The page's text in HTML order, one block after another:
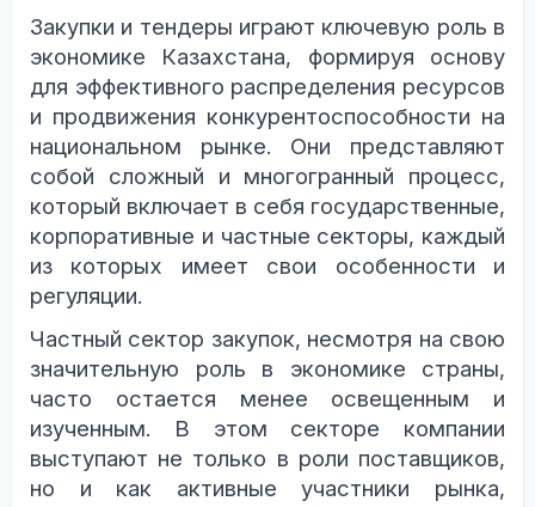
Закупки и тендеры играют ключевую роль в
экономике Казахстана, формируя основу
для эффективного распределения ресурсов
и продвижения конкурентоспособности на
национальном рынке. Они представляют
собой сложный и многогранный процесс,
который включает в себя государственные,
корпоративные и частные секторы, каждый
из которых имеет свои особенности и
регуляции.
Частный сектор закупок, несмотря на свою
значительную роль в экономике страны,
часто остается менее освещенным и
изученным. В этом секторе компании
выступают не только в роли поставщиков,
но и как активные участники рынка,